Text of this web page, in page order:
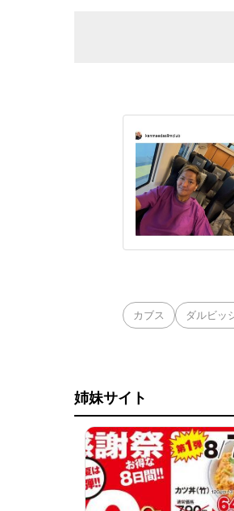
カブス ダルビッ
姉妹サイト